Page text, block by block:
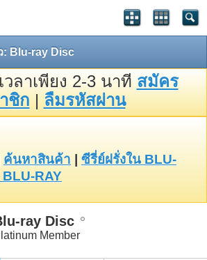
Blu-ray Disc
ลาเพียง 2-3 นาที สมัคร
ชิก | ลืมรหัสผ่าน
ค้นหาสินค้า
ซีรี่ย์ฝรั่งใน BLU-
RAY
ray Disc
Member